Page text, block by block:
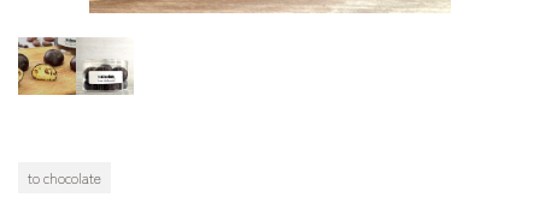
to chocolate